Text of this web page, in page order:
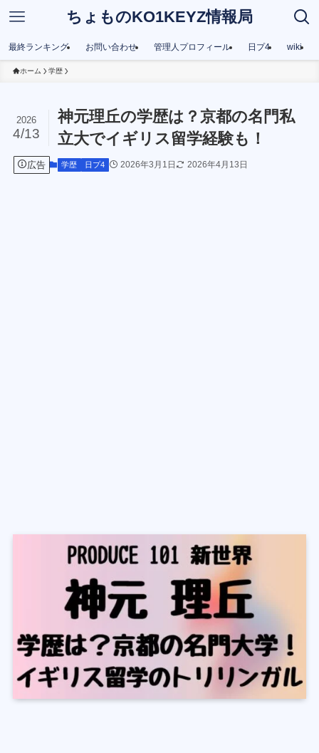
ちょものKO1KEYZ情報局
最終ランキング お問い合わせ 管理人プロフィール 日プ4 wiki
ホーム 学歴
神元理丘の学歴は？京都の名門私
立大でイギリス留学経験も！
2026
4/13
広告 学歴 日プ4 2026年3月1日 2026年4月13日